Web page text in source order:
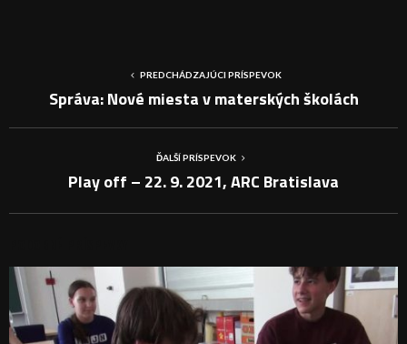
PREDCHÁDZAJÚCI PRÍSPEVOK
Správa: Nové miesta v materských školách
ĎALŠÍ PRÍSPEVOK
Play off – 22. 9. 2021, ARC Bratislava